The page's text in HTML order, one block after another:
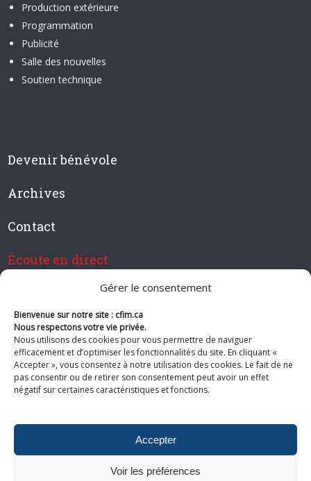
Gérer le consentement
Bienvenue sur notre site : cfim.ca
Nous respectons votre vie privée.
Nous utilisons des cookies pour vous permettre de naviguer
efficacement et d’optimiser les fonctionnalités du site. En cliquant «
Accepter », vous consentez à notre utilisation des cookies. Le fait de ne
pas consentir ou de retirer son consentement peut avoir un effet
négatif sur certaines caractéristiques et fonctions.
Accepter
Voir les préférences
Production extérieure
Programmation
Publicité
Salle des nouvelles
Soutien technique
Devenir bénévole
Archives
Contact
Écoute en direct
Devenir membre de CFIM
Suivez-nous